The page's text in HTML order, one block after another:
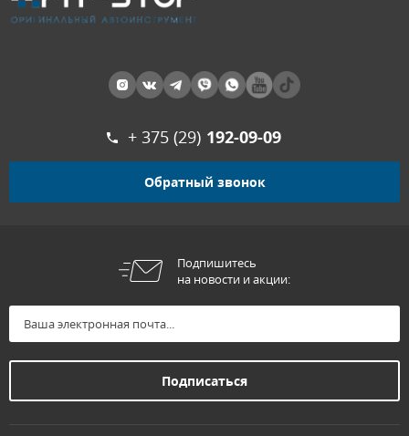
+ 375 (29) 192-09-09
Обратный звонок
Подпишитесь
на новости и акции: